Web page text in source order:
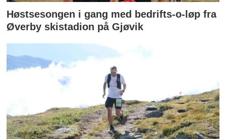
Høstsesongen i gang med bedrifts-o-løp fra
Øverby skistadion på Gjøvik